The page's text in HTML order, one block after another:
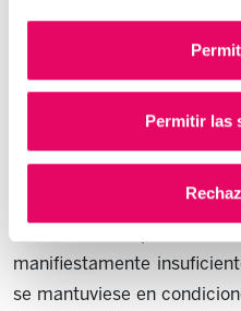
Permitir las
adopción de medidas
no impedían que las
calzado de los
con el gasoil y otros
Así mismo, la sentencia
manifiestamente
se mantuviese en